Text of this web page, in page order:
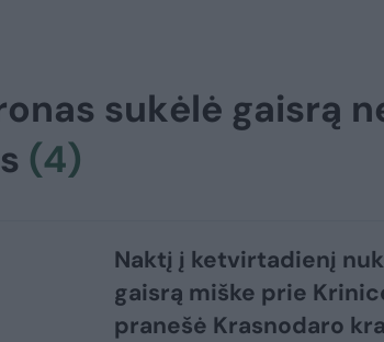
sukėlė gaisrą
(4)
Naktį į ketvirtadienį
gaisrą miške prie
pranešė Krasnodaro